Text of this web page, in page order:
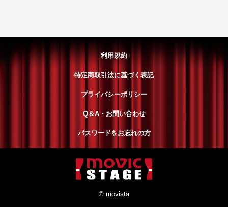
利用規約
特定商取引法に基づく表記
プライバシーポリシー
Q＆A・お問い合わせ
パスワードをお忘れの方
© movista